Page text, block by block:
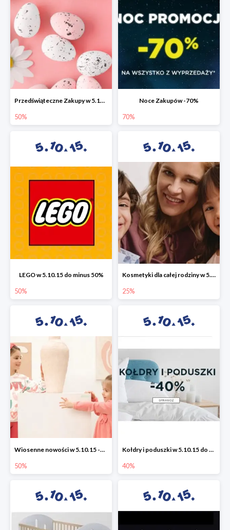
Przedświąteczne Zakupy w 5.10.15 do -50%
50%
Noce Zakupów -70%
70%
LEGO w 5.10.15 do minus 50%
50%
Kosmetyki dla całej rodziny w 5.10.15 do -25%
25%
Wiosenne nowości w 5.10.15 -50%
50%
Kołdry i poduszki w 5.10.15 do -40%
40%